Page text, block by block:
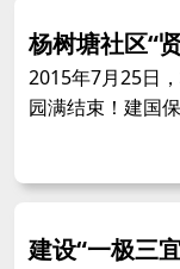
杨树塘社区“
2015年7月25日
园满结束！建国
建设“一极三